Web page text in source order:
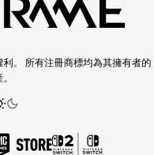
。 所有注冊商標均為其擁有者的